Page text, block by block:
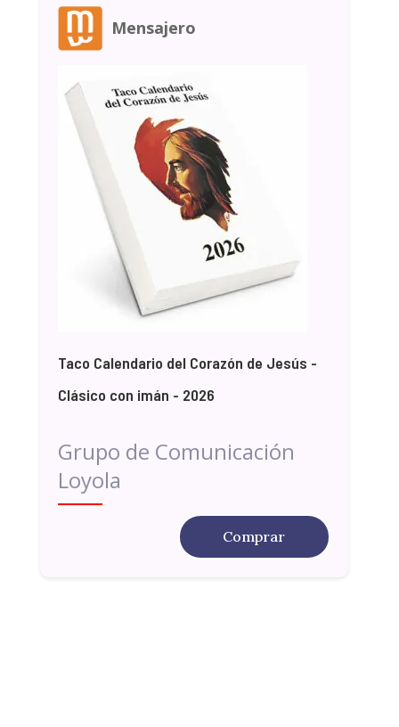
Mensajero
Taco Calendario del Corazón de Jesús -
Clásico con imán - 2026
Grupo de Comunicación
Loyola
Comprar